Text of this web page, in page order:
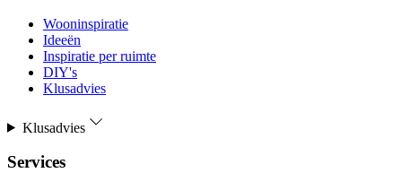
Wooninspiratie
Ideeën
Inspiratie per ruimte
DIY's
Klusadvies
Klusadvies
Services